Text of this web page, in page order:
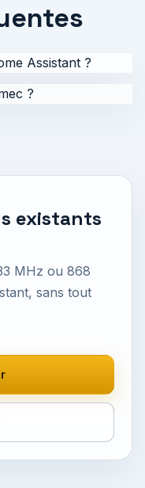
Assistant ?
?
existants
MHz ou 868
sans tout